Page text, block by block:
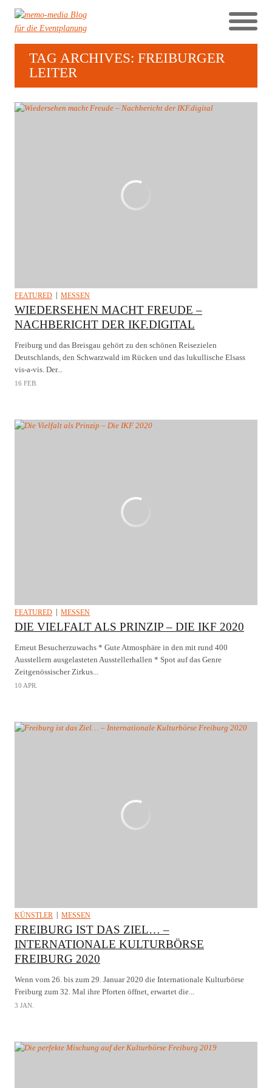
TAG ARCHIVES: FREIBURGER
LEITER
FEATURED MESSEN
WIEDERSEHEN MACHT FREUDE –
NACHBERICHT DER IKF.DIGITAL
Freiburg und das Breisgau gehört zu den schönen Reisezielen
Deutschlands, den Schwarzwald im Rücken und das lukullische Elsass
vis-a-vis. Der...
16 FEB.
FEATURED MESSEN
DIE VIELFALT ALS PRINZIP – DIE IKF 2020
Erneut Besucherzuwachs * Gute Atmosphäre in den mit rund 400
Ausstellern ausgelasteten Ausstellerhallen * Spot auf das Genre
Zeitgenössischer Zirkus...
10 APR.
KÜNSTLER MESSEN
FREIBURG IST DAS ZIEL… –
INTERNATIONALE KULTURBÖRSE
FREIBURG 2020
Wenn vom 26. bis zum 29. Januar 2020 die Internationale Kulturbörse
Freiburg zum 32. Mal ihre Pforten öffnet, erwartet die...
3 JAN.